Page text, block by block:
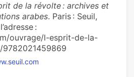
de la révolte : archives et
arabes. Paris : Seuil,
:
ouvrage/l-esprit-de-la-